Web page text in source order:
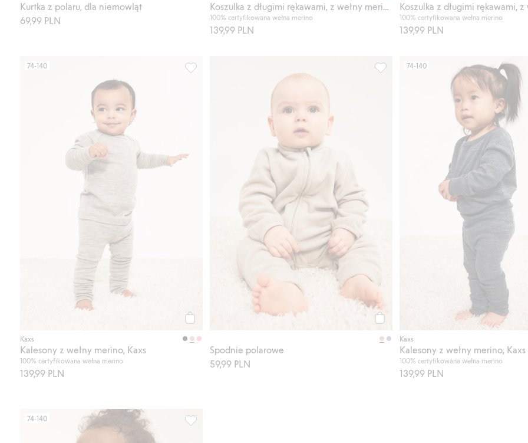
Kurtka z polaru, dla niemowląt
69,99 PLN
Koszulka z długimi rękawami, z wełny merino, Kaxs
100% certyfikowana wełna merino
139,99 PLN
100% certyfikowana wełna merino
139,99 PLN
74-140
Kaxs
Kalesony z wełny merino, Kaxs
100% certyfikowana wełna merino
139,99 PLN
Kalesony z wełny merino, Kaxs, Dodaj do listy ulubione
Kup
Spodnie polarowe
59,99 PLN
Spodnie polarowe, Dodaj do listy
74-140
Kaxs
Kalesony z wełny merino, Kaxs
100% certyfikowana wełna merino
139,99 PLN
74-140